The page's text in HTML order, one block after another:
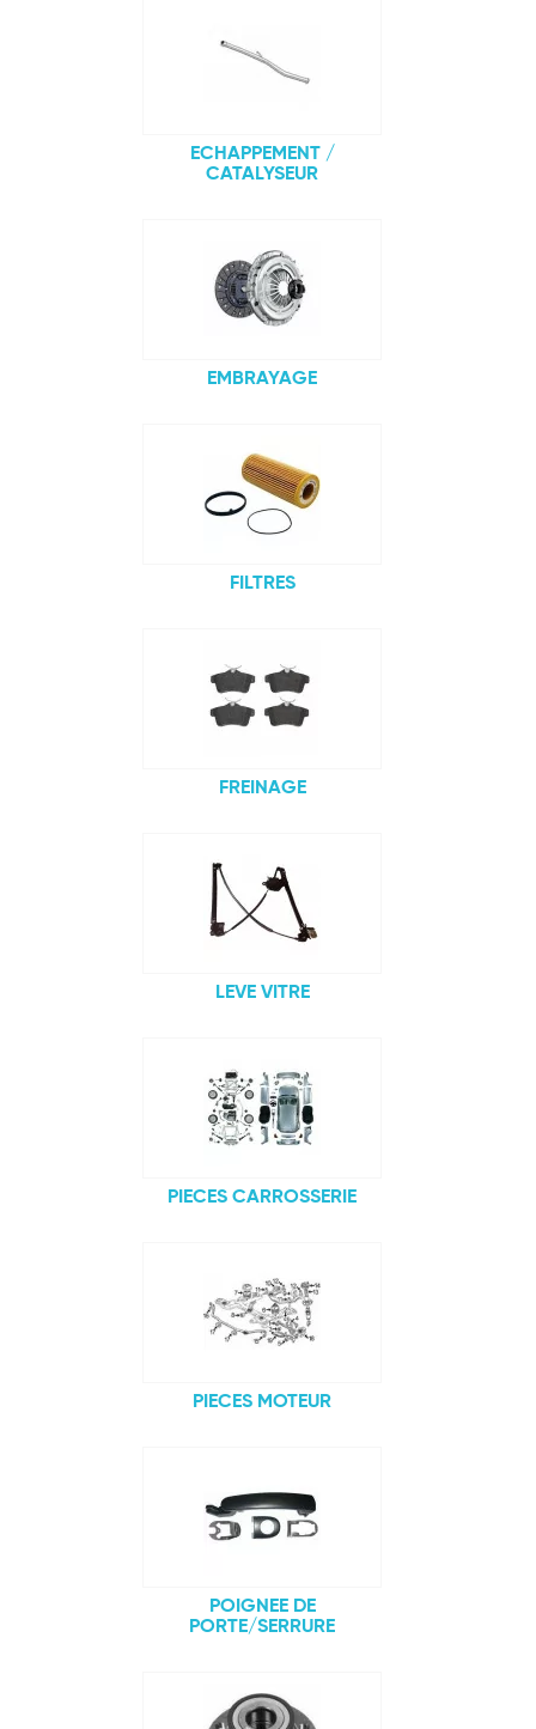
ECHAPPEMENT /
CATALYSEUR
EMBRAYAGE
FILTRES
FREINAGE
LEVE VITRE
PIECES CARROSSERIE
PIECES MOTEUR
POIGNEE DE
PORTE/SERRURE